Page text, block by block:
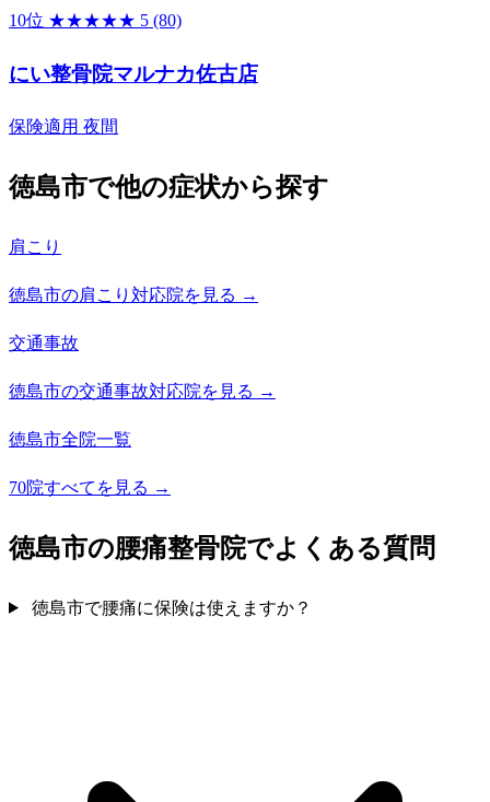
10位 ★★★★★ 5 (80)
にい整骨院マルナカ佐古店
保険適用 夜間
徳島市で他の症状から探す
肩こり
徳島市の肩こり対応院を見る →
交通事故
徳島市の交通事故対応院を見る →
徳島市全院一覧
70院すべてを見る →
徳島市の腰痛整骨院でよくある質問
徳島市で腰痛に保険は使えますか？